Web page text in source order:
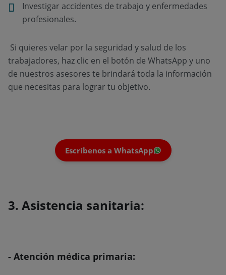
Investigar accidentes de trabajo y enfermedades
profesionales.
Si quieres velar por la seguridad y salud de los
trabajadores, haz clic en el botón de WhatsApp y uno
de nuestros asesores te brindará toda la información
que necesitas para lograr tu objetivo.
Escríbenos a WhatsApp
3. Asistencia sanitaria:
- Atención médica primaria: